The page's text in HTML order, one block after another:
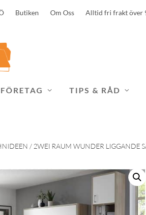
Butiken Om Oss Alltid fri frakt över
TIPS & RÅD
/ 2WEI RAUM WUNDER LIGGANDE